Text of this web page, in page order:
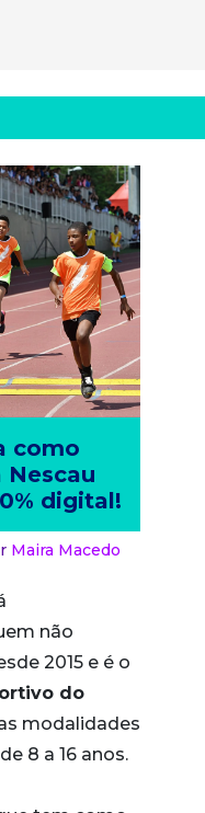
como
digital!
Maira Macedo
não
2015 e é o
do
modalidades
8 a 16 anos.